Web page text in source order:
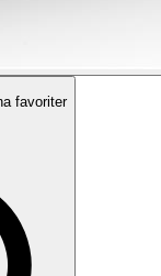
favoriter